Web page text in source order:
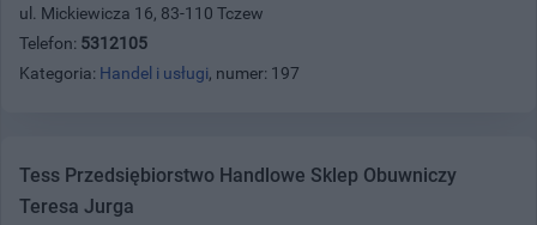
ul. Mickiewicza 16, 83-110 Tczew
Telefon: 5312105
Kategoria: Handel i usługi, numer: 197
Tess Przedsiębiorstwo Handlowe Sklep Obuwniczy
Teresa Jurga